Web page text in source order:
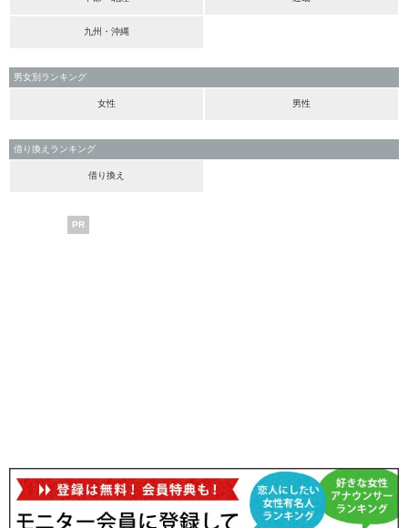
九州・沖縄
男女別ランキング
女性 男性
借り換えランキング
借り換え
PR